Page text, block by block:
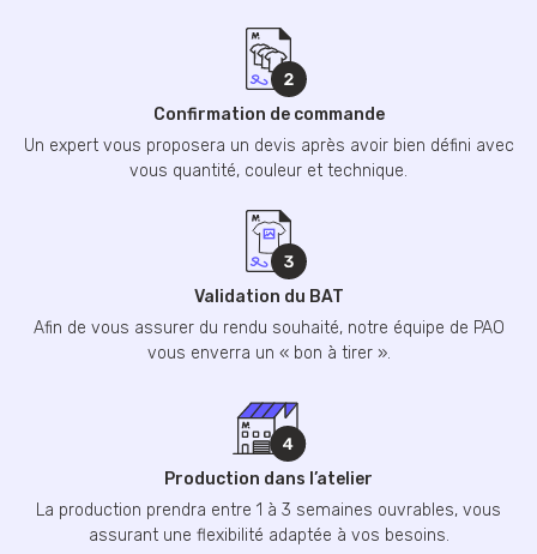
Confirmation de commande
Un expert vous proposera un devis après avoir bien défini avec
vous quantité, couleur et technique.
Validation du BAT
Afin de vous assurer du rendu souhaité, notre équipe de PAO
vous enverra un « bon à tirer ».
Production dans l’atelier
La production prendra entre 1 à 3 semaines ouvrables, vous
assurant une flexibilité adaptée à vos besoins.